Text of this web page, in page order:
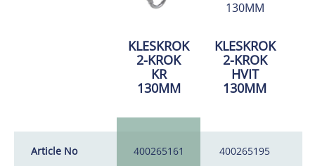
Article No
KLESKROK
2-KROK
KR
130MM
400265161
KLESKROK
2-KROK
HVIT
130MM
400265195